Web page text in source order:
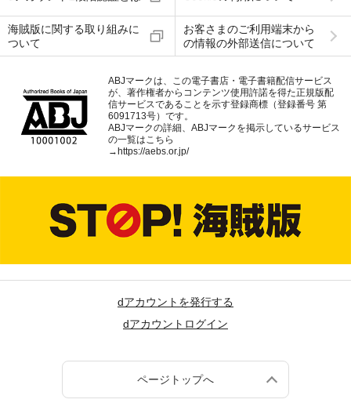
海賊版に関する取り組みに
ついて
お客さまのご利用端末から
の情報の外部送信について
ABJマークは、この電子書店・電子書籍配信サービス
が、著作権者からコンテンツ使用許諾を得た正規版配
信サービスであることを示す登録商標（登録番号 第
6091713号）です。
ABJマークの詳細、ABJマークを掲示しているサービス
の一覧はこちら
→ https://aebs.or.jp/
dアカウントを発行する
dアカウントログイン
ページトップへ